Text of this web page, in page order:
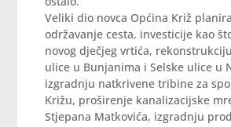
Veliki dio novca Općina Križ
održavanje cesta, investicije kao
novog dječjeg vrtića,
ulice u Bunjanima i Selske ulice u
izgradnju natkrivene tribine za
Križu, proširenje kanalizacijske
Stjepana Matkovića, izgradnju